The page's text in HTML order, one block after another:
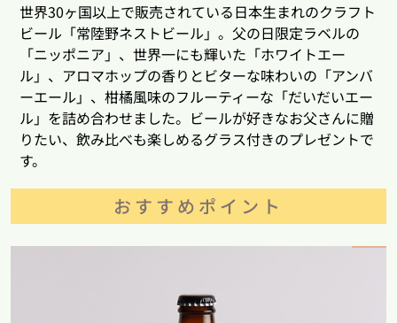
世界30ヶ国以上で販売されている日本生まれのクラフト
ビール「常陸野ネストビール」。父の日限定ラベルの
「ニッポニア」、世界一にも輝いた「ホワイトエー
ル」、アロマホップの香りとビターな味わいの「アンバ
ーエール」、柑橘風味のフルーティーな「だいだいエー
ル」を詰め合わせました。ビールが好きなお父さんに贈
りたい、飲み比べも楽しめるグラス付きのプレゼントで
す。
おすすめポイント